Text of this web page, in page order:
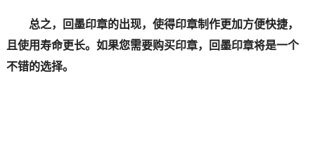
总之，回墨印章的出现，使得印章制作更加方便快捷，
且使用寿命更长。如果您需要购买印章，回墨印章将是一个
不错的选择。